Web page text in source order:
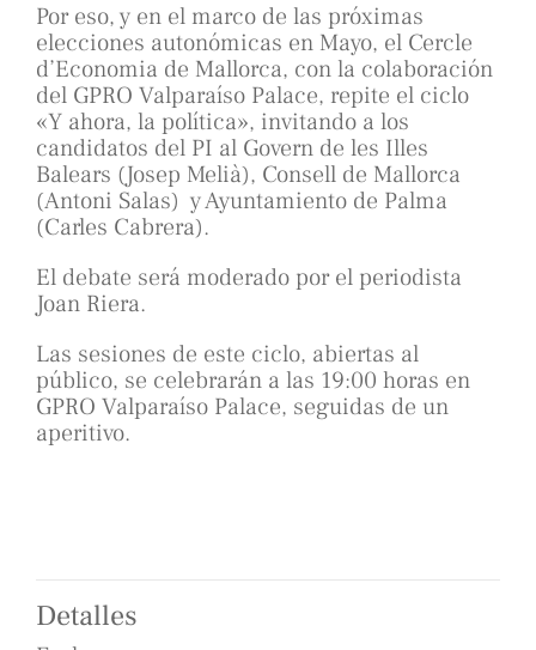
Por eso, y en el marco de las próximas
elecciones autonómicas en Mayo, el Cercle
d’Economia de Mallorca, con la colaboración
del GPRO Valparaíso Palace, repite el ciclo
«Y ahora, la política», invitando a los
candidatos del PI al Govern de les Illes
Balears (Josep Melià), Consell de Mallorca
(Antoni Salas) y Ayuntamiento de Palma
(Carles Cabrera).
El debate será moderado por el periodista
Joan Riera.
Las sesiones de este ciclo, abiertas al
público, se celebrarán a las 19:00 horas en
GPRO Valparaíso Palace, seguidas de un
aperitivo.
Detalles